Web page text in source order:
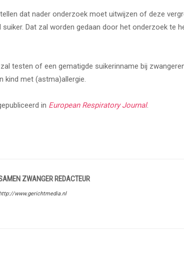
dat nader onderzoek moet uitwijzen of deze
Dat zal worden gedaan door het onderzoek te
testen of een gematigde suikerinname bij
kind met (astma)allergie.
in European Respiratory Journal.
ZWANGER REDACTEUR
www.gerichtmedia.nl